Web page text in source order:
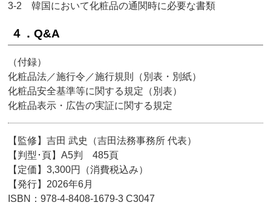
3-2 韓国において化粧品の通関時に必要な書類
４．Q&A
（付録）
化粧品法／施行令／施行規則（別表・別紙）
化粧品安全基準等に関する規定（別表）
化粧品表示・広告の実証に関する規定
【監修】吉田 武史（吉田法務事務所 代表）
【判型･頁】A5判 485頁
【定価】3,300円（消費税込み）
【発行】2026年6月
ISBN：978-4-8408-1679-3 C3047